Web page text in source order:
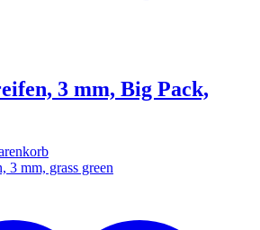
3 mm, Big Pack,